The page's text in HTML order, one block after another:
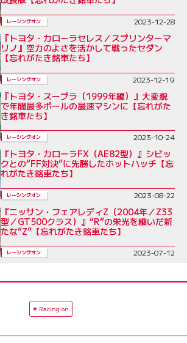
レーシングオン 2023-12-28
『トヨタ・カローラセレス／スプリンターマ
リノ』空力のよさを活かして戦ったセダン
【忘れがたき銘車たち】
レーシングオン 2023-12-19
『トヨタ・スープラ（1999年編）』大変貌
で年間最多ポールの最速マシンに【忘れがた
き銘車たち】
レーシングオン 2023-10-24
『トヨタ・カローラFX（AE82型）』シビッ
クとの“FF対決”に先勝したホットハッチ【忘
れがたき銘車たち】
レーシングオン 2023-08-22
『ニッサン・フェアレディZ（2004年／Z33
型／GT500クラス）』“R”の栄光を継いだ新
たな“Z”【忘れがたき銘車たち】
レーシングオン 2023-07-12
Racing on